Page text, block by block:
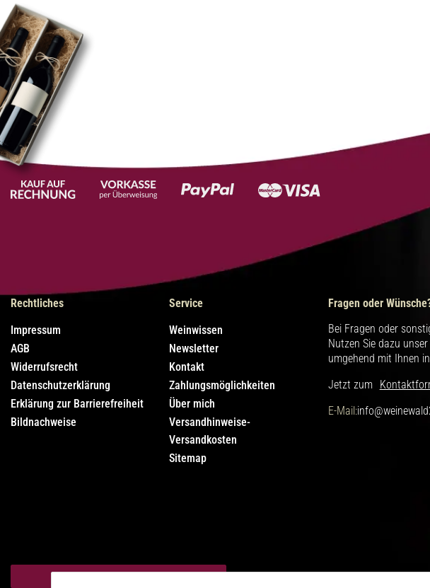
Rechtliches
Impressum
AGB
Widerrufsrecht
Datenschutzerklärung
Erklärung zur Barrierefreiheit
Bildnachweise
Service
Weinwissen
Newsletter
Kontakt
Zahlungsmöglichkeiten
Über mich
Versandhinweise-
Versandkosten
Sitemap
Fragen oder
Bei Fragen oder
Nutzen Sie dazu
umgehend mit Ihnen
Jetzt zum
E-Mail:
Vertrag widerrufen